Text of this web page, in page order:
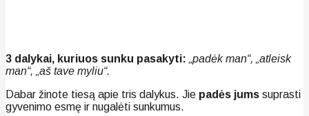
3 dalykai, kuriuos sunku pasakyti: „padėk man“, „atleisk
man“, „aš tave myliu“.
Dabar žinote tiesą apie tris dalykus. Jie padės jums suprasti
gyvenimo esmę ir nugalėti sunkumus.